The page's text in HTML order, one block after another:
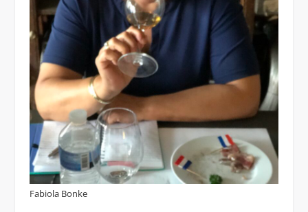
Fabiola Bonke